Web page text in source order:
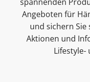
Angeboten für
und sichern Sie
Aktionen und
Lifestyle-